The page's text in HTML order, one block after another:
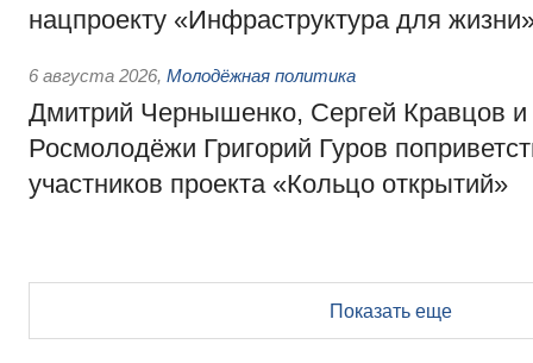
нацпроекту «Инфраструктура для
6 августа 2026, Молодёжная политика
Дмитрий Чернышенко, Сергей Кравцов и
Росмолодёжи Григорий Гуров
участников проекта «Кольцо открытий»
Показать еще